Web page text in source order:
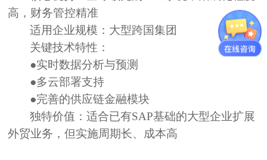
高，财务管控精准
适用企业规模： 大型跨国集团
关键技术特性：
●实时数据分析与预测
●多云部署支持
●完善的供应链金融模块
独特价值：适合已有SAP基础的大型企业扩展
外贸业务，但实施周期长、成本高